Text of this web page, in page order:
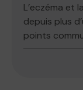
L’eczéma et
depuis plus
points